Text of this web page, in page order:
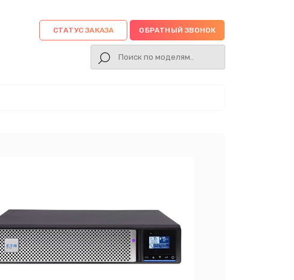
СТАТУС ЗАКАЗА ОБРАТНЫЙ ЗВОНОК